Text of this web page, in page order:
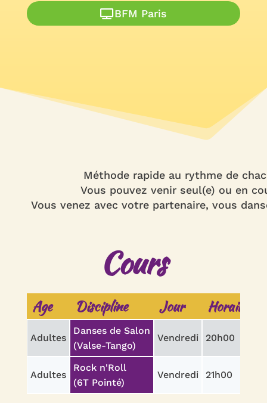
BFM Paris
Méthode rapide au rythme de
Vous pouvez venir seul(e) ou en
Vous venez avec votre partenaire, vous
Cours
Age Discipline Jour Horaire
Adultes
Danses de Salon
(Valse-Tango)
Vendredi 20h00
Adultes
Rock n'Roll
(6T Pointé)
Vendredi 21h00